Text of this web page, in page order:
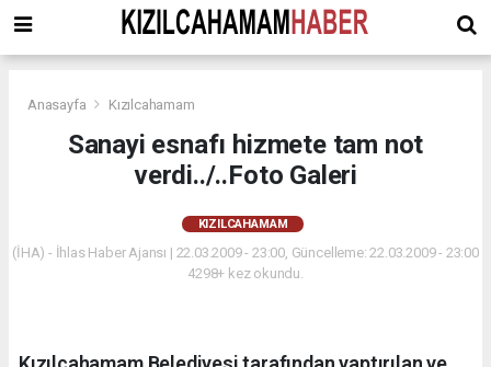
Anasayfa Kızılcahamam
Sanayi esnafı hizmete tam not
verdi../..Foto Galeri
KIZILCAHAMAM
(İHA) - İhlas Haber Ajansı | 22.03.2009 - 23:00, Güncelleme: 22.03.2009 - 23:00
4298+ kez okundu.